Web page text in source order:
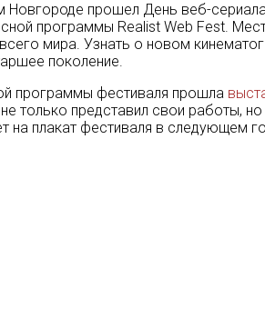
Новгороде прошел День веб-
программы Realist Web Fest.
мира. Узнать о новом
поколение.
программы фестиваля прошла
только представил свои работы, но
на плакат фестиваля в следующем